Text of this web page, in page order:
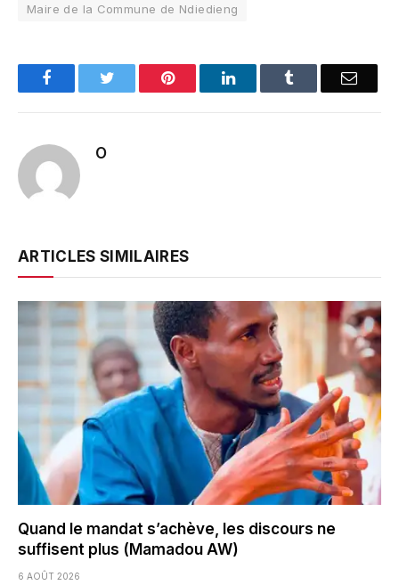
Maire de la Commune de Ndiedieng
FacebookTwitter Pinterest LinkedInTumblr Email
O
ARTICLES SIMILAIRES
Quand le mandat s’achève, les discours ne
suffisent plus (Mamadou AW)
6 AOÛT 2026